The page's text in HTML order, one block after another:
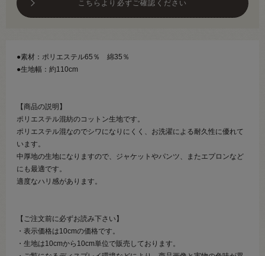
こちらより必ずご確認ください
●素材：ポリエステル65％ 綿35％
●生地幅：約110cm
【商品の説明】
ポリエステル混紡のコットン生地です。
ポリエステル混なのでシワになりにくく、お洗濯による耐久性に優れて
います。
中厚地の生地になりますので、ジャケットやパンツ、またエプロンなど
にも最適です。
適度なハリ感があります。
【ご注文前に必ずお読み下さい】
・表示価格は10cmの価格です。
・生地は10cmから10cm単位で販売しております。